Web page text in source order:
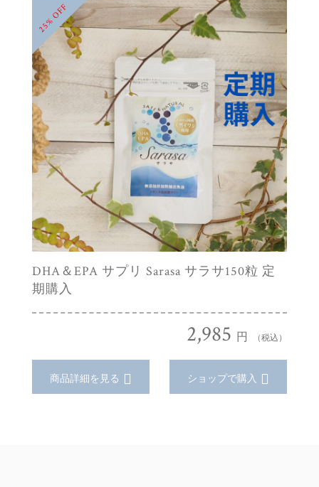
2026,07,24
夏バテ疲労回復に即効！プロが選ぶおすすめサプリ&栄養素7選
【即効ケア完…
25% OFF
DHA＆EPA サプリ Sarasa サラサ150粒 定
期購入
2,985 円 （税込）
商品詳細を見る ショップで購入